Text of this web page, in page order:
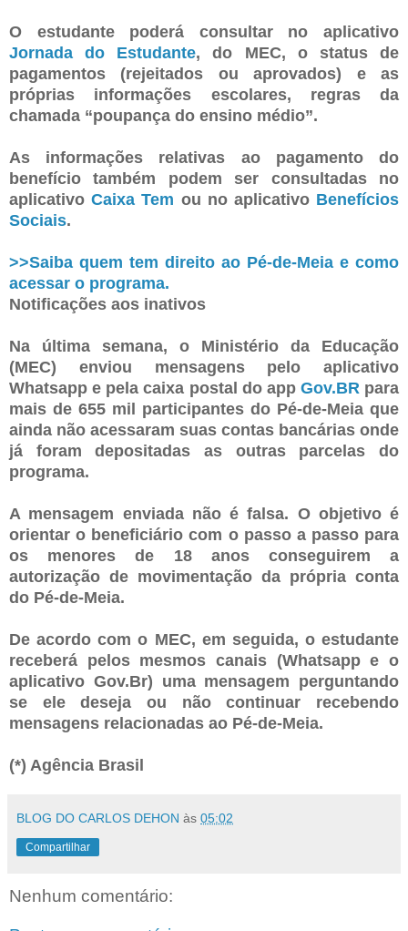
O estudante poderá consultar no aplicativo
Jornada do Estudante, do MEC, o status de
pagamentos (rejeitados ou aprovados) e as
próprias informações escolares, regras da
chamada “poupança do ensino médio”.
As informações relativas ao pagamento do
benefício também podem ser consultadas no
aplicativoCaixa Tem ou no aplicativo Benefícios
Sociais.
>>Saiba quem tem direito ao Pé-de-Meia e como
acessar o programa.
Notificações aos inativos
Na última semana, o Ministério da Educação
(MEC) enviou mensagens pelo aplicativo
Whatsapp e pela caixa postal do app Gov.BR para
mais de 655 mil participantes do Pé-de-Meia que
ainda não acessaram suas contas bancárias onde
já foram depositadas as outras parcelas do
programa.
A mensagem enviada não é falsa. O objetivo é
orientar o beneficiário com o passo a passo para
os menores de 18 anos conseguirem a
autorização de movimentação da própria conta
do Pé-de-Meia.
De acordo com o MEC, em seguida, o estudante
receberá pelos mesmos canais (Whatsapp e o
aplicativo Gov.Br) uma mensagem perguntando
se ele deseja ou não continuar recebendo
mensagens relacionadas ao Pé-de-Meia.
(*) Agência Brasil
BLOG DO CARLOS DEHON às 05:02
Compartilhar
Nenhum comentário: